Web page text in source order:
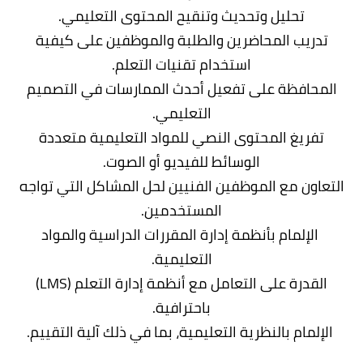
تحليل وتحديث وتنقيح المحتوى التعليمي.
تدريب المحاضرين والطلبة والموظفين على كيفية
استخدام تقنيات التعلم.
المحافظة على تفعيل أحدث الممارسات في التصميم
التعليمي.
تفريغ المحتوى النصي للمواد التعليمية متعددة
الوسائط للفيديو أو الصوت.
التعاون مع الموظفين الفنيين لحل المشاكل التي تواجه
المستخدمين.
الإلمام بأنظمة إدارة المقررات الدراسية والمواد
التعليمية.
القدرة على التعامل مع أنظمة إدارة التعلم (LMS)
باحترافية.
الإلمام بالنظرية التعليمية، بما في ذلك آلية التقييم.